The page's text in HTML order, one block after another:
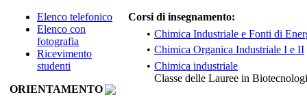
Elenco telefonico
Elenco con
fotografia
Ricevimento
studenti
ORIENTAMENTO
Corsi di insegnamento:
• Chimica Industriale e Fonti di
• Chimica Organica Industriale I e II
• Chimica industriale
Classe delle Lauree in